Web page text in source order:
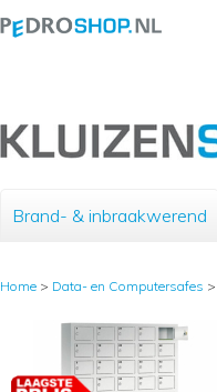
Brand- & inbraakwerend
Home > Data- en Computersafes >